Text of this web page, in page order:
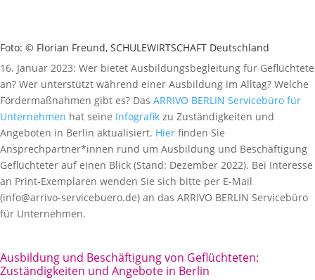
Foto: © Florian Freund, SCHULEWIRTSCHAFT Deutschland
16. Januar 2023: Wer bietet Ausbildungsbegleitung für Geflüchtete
an? Wer unterstützt während einer Ausbildung im Alltag? Welche
Fördermaßnahmen gibt es? Das ARRIVO BERLIN Servicebüro für
Unternehmen hat seine Infografik zu Zuständigkeiten und
Angeboten in Berlin aktualisiert. Hier finden Sie
Ansprechpartner*innen rund um Ausbildung und Beschäftigung
Geflüchteter auf einen Blick (Stand: Dezember 2022). Bei Interesse
an Print-Exemplaren wenden Sie sich bitte per E-Mail
(info@arrivo-servicebuero.de) an das ARRIVO BERLIN Servicebüro
für Unternehmen.
Ausbildung und Beschäftigung von Geflüchteten:
Zuständigkeiten und Angebote in Berlin